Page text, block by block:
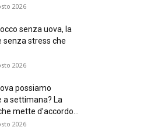
2026
senza uova, la
senza stress che
2026
possiamo
a settimana? La
mette d’accordo...
2026